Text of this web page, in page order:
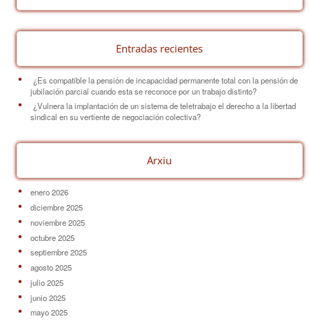
k
Entradas recientes
¿Es compatible la pensión de incapacidad permanente total con la pensión de
jubilación parcial cuando esta se reconoce por un trabajo distinto?
¿Vulnera la implantación de un sistema de teletrabajo el derecho a la libertad
sindical en su vertiente de negociación colectiva?
Arxiu
enero 2026
diciembre 2025
noviembre 2025
octubre 2025
septiembre 2025
agosto 2025
julio 2025
junio 2025
mayo 2025